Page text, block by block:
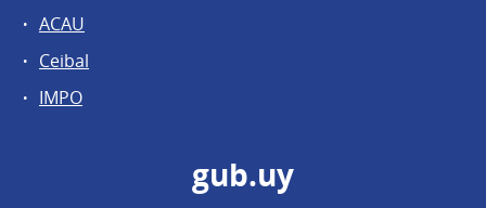
ACAU
Ceibal
IMPO
gub.uy